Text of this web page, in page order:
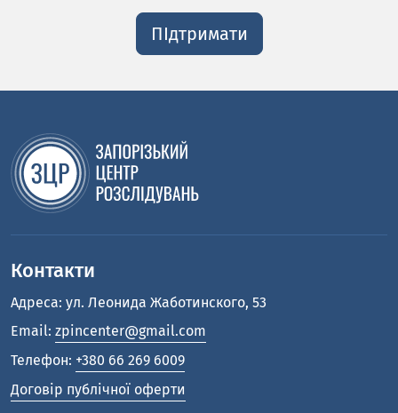
ПІдтримати
Контакти
Адреса: ул. Леонида Жаботинского, 53
Email: zpincenter@gmail.com
Телефон: +380 66 269 6009
Договір публічної оферти